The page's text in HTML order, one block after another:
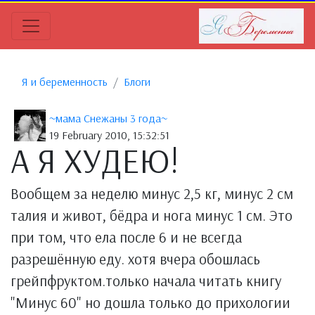
Я и беременность Блоги
~мама Снежаны 3 года~
19 February 2010, 15:32:51
А Я ХУДЕЮ!
Вообщем за неделю минус 2,5 кг, минус 2 см
талия и живот, бёдра и нога минус 1 см. Это
при том, что ела после 6 и не всегда
разрешённую еду. хотя вчера обошлась
грейпфруктом.только начала читать книгу
"Минус 60" но дошла только до прихологии